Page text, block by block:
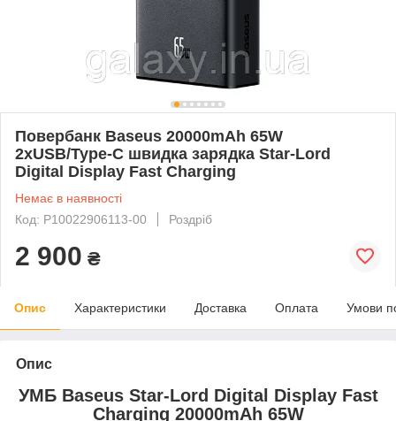
Повербанк Baseus 20000mAh 65W
2хUSB/Type-C швидка зарядка Star-Lord
Digital Display Fast Charging
Немає в наявності
Код: P10022906113-00
Роздріб
2 900 ₴
Опис Характеристики Доставка Оплата Умови
Опис
УМБ Baseus Star-Lord Digital Display Fast
Charging 20000mAh 65W